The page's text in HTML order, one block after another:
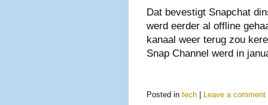
Dat bevestigt Snapchat
werd eerder al offline
kanaal weer terug zou
Snap Channel werd in
Posted in tech Leave a comment